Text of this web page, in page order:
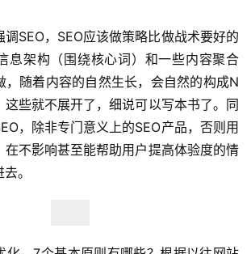
SEO，SEO应该做策略比做战术要好的
息架构（围绕核心词）和一些内容聚合
，随着内容的自然生长，会自然的构成N
这些就不展开了，细说可以写本书了。同
，除非专门意义上的SEO产品，否则用
在不影响甚至能帮助用户提高体验度的情
。